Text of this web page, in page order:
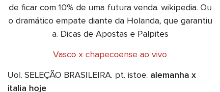
de ficar com 10% de uma futura venda. wikipedia. Ou
o dramático empate diante da Holanda, que garantiu
a. Dicas de Apostas e Palpites
Vasco x chapecoense ao vivo
Uol. SELEÇÃO BRASILEIRA. pt. istoe. alemanha x
italia hoje